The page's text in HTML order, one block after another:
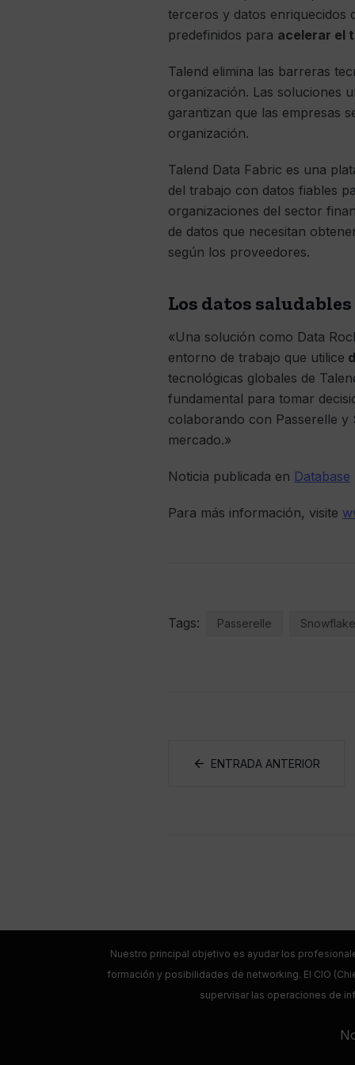
terceros y datos enriquecidos
predefinidos para acelerar el
Talend elimina las barreras
organización. Las soluciones
garantizan que las empresas
organización.
Talend Data Fabric es una
del trabajo con datos fiables
organizaciones del sector
de datos que necesitan
según los proveedores.
Los datos
«Una solución como Data
entorno de trabajo que utilice
tecnológicas globales de
fundamental para tomar
colaborando con Passerelle y
mercado.»
Noticia publicada en Database
Para más información, visite
Tags: Passerelle Snowflake
ENTRADA ANTERIOR
Nuestro principal objetivo es ayudar los
formación y posibilidades de networking. El CIO
supervisar las operaciones de